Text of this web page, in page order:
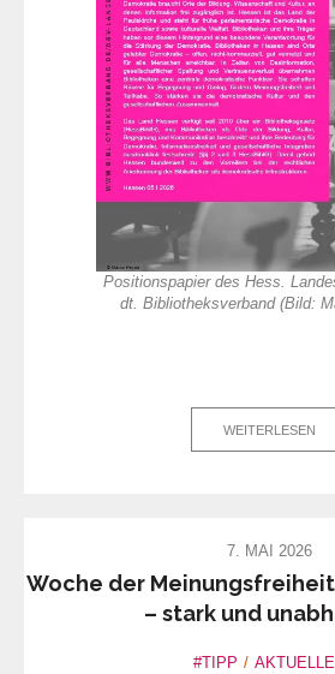
Positionspapier des Hess.
dt. Bibliotheksverband (Bild:
WEITERLESEN
7. MAI 2026
Woche der
– stark und
#TIPP